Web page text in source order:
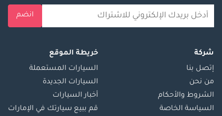
انضم
شركة
إتصل بنا
من نحن
الشروط والأحكام
السياسة الخاصة
خريطة الموقع
السيارات المستعملة
السيارات الجديدة
أخبار السيارات
قم ببيع سيارتك في الإمارات